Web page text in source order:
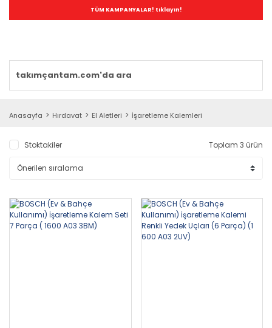
TÜM KAMPANYALAR! tıklayın!
Anasayfa Hırdavat El Aletleri İşaretleme Kalemleri
Stoktakiler Toplam 3 ürün